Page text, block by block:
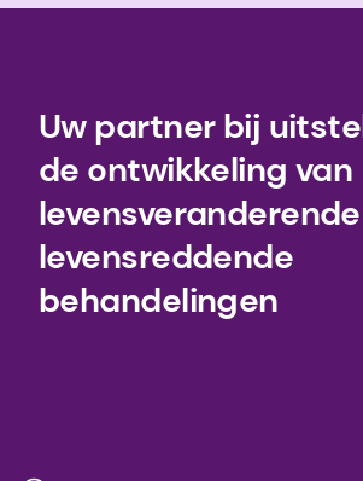
Uw partner bij
de ontwikkeling van
levensreddende
behandelingen